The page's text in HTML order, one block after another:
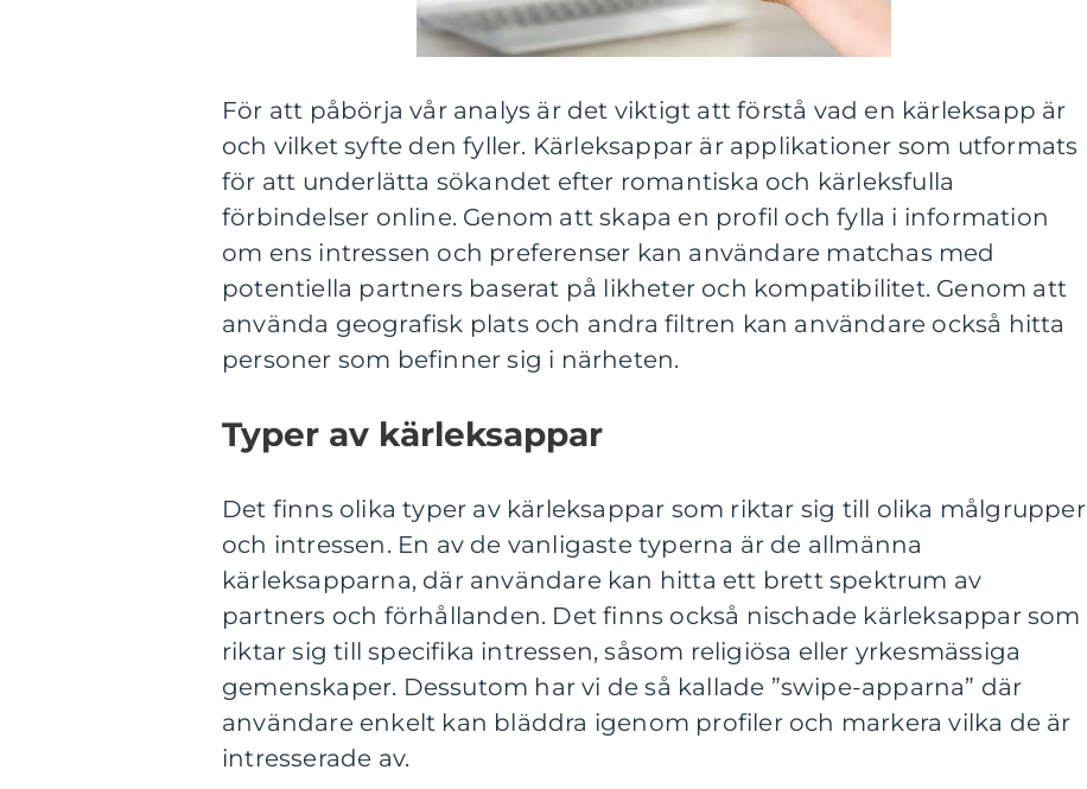
För att påbörja vår analys är det viktigt att förstå vad en kärleksapp är
och vilket syfte den fyller. Kärleksappar är applikationer som utformats
för att underlätta sökandet efter romantiska och kärleksfulla
förbindelser online. Genom att skapa en profil och fylla i information
om ens intressen och preferenser kan användare matchas med
potentiella partners baserat på likheter och kompatibilitet. Genom att
använda geografisk plats och andra filtren kan användare också hitta
personer som befinner sig i närheten.
Typer av kärleksappar
Det finns olika typer av kärleksappar som riktar sig till olika målgrupper
och intressen. En av de vanligaste typerna är de allmänna
kärleksapparna, där användare kan hitta ett brett spektrum av
partners och förhållanden. Det finns också nischade kärleksappar som
riktar sig till specifika intressen, såsom religiösa eller yrkesmässiga
gemenskaper. Dessutom har vi de så kallade ”swipe-apparna” där
användare enkelt kan bläddra igenom profiler och markera vilka de är
intresserade av.